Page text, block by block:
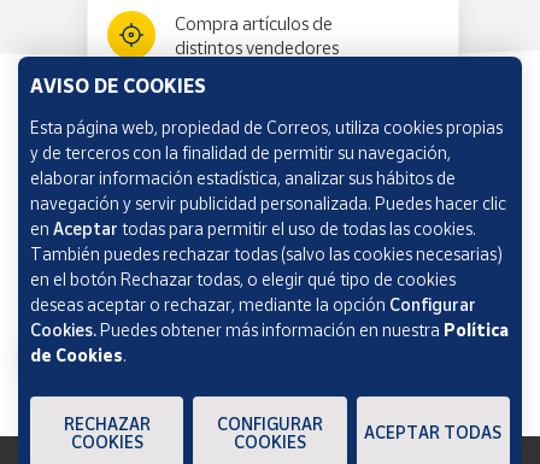
Compra artículos de
distintos vendedores
Información y ayuda
Correos Market
AVISO DE COOKIES
Esta página web, propiedad de Correos, utiliza cookies propias
y de terceros con la finalidad de permitir su navegación,
elaborar información estadística, analizar sus hábitos de
navegación y servir publicidad personalizada. Puedes hacer clic
en Aceptar todas para permitir el uso de todas las cookies.
También puedes rechazar todas (salvo las cookies necesarias)
en el botón Rechazar todas, o elegir qué tipo de cookies
deseas aceptar o rechazar, mediante la opción Configurar
Cookies.Puedes obtener más información en nuestra Política
de Cookies.
RECHAZAR
COOKIES
CONFIGURAR
COOKIES
ACEPTAR TODAS